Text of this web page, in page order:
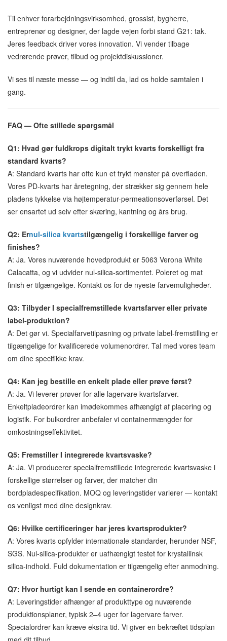
Til enhver forarbejdningsvirksomhed, grossist, bygherre,
entreprenør og designer, der lagde vejen forbi stand G21: tak.
Jeres feedback driver vores innovation. Vi vender tilbage
vedrørende prøver, tilbud og projektdiskussioner.
Vi ses til næste messe — og indtil da, lad os holde samtalen i
gang.
FAQ — Ofte stillede spørgsmål
Q1: Hvad gør fuldkrops digitalt trykt kvarts forskelligt fra
standard kvarts?
A: Standard kvarts har ofte kun et trykt mønster på overfladen.
Vores PD-kvarts har åretegning, der strækker sig gennem hele
pladens tykkelse via højtemperatur-permeationsoverførsel. Det
ser ensartet ud selv efter skæring, kantning og års brug.
Q2: Ernul-silica kvartstilgængelig i forskellige farver og
finishes?
A: Ja. Vores nuværende hovedprodukt er 5063 Verona White
Calacatta, og vi udvider nul-silica-sortimentet. Poleret og mat
finish er tilgængelige. Kontakt os for de nyeste farvemuligheder.
Q3: Tilbyder I specialfremstillede kvartsfarver eller private
label-produktion?
A: Det gør vi. Specialfarvetilpasning og private label-fremstilling er
tilgængelige for kvalificerede volumenordrer. Tal med vores team
om dine specifikke krav.
Q4: Kan jeg bestille en enkelt plade eller prøve først?
A: Ja. Vi leverer prøver for alle lagervare kvartsfarver.
Enkeltpladeordrer kan imødekommes afhængigt af placering og
logistik. For bulkordrer anbefaler vi containermængder for
omkostningseffektivitet.
Q5: Fremstiller I integrerede kvartsvaske?
A: Ja. Vi producerer specialfremstillede integrerede kvartsvaske i
forskellige størrelser og farver, der matcher din
bordpladespecifikation. MOQ og leveringstider varierer — kontakt
os venligst med dine designkrav.
Q6: Hvilke certificeringer har jeres kvartsprodukter?
A: Vores kvarts opfylder internationale standarder, herunder NSF,
SGS. Nul-silica-produkter er uafhængigt testet for krystallinsk
silica-indhold. Fuld dokumentation er tilgængelig efter anmodning.
Q7: Hvor hurtigt kan I sende en containerordre?
A: Leveringstider afhænger af produkttype og nuværende
produktionsplaner, typisk 2–4 uger for lagervare farver.
Specialordrer kan kræve ekstra tid. Vi giver en bekræftet tidsplan